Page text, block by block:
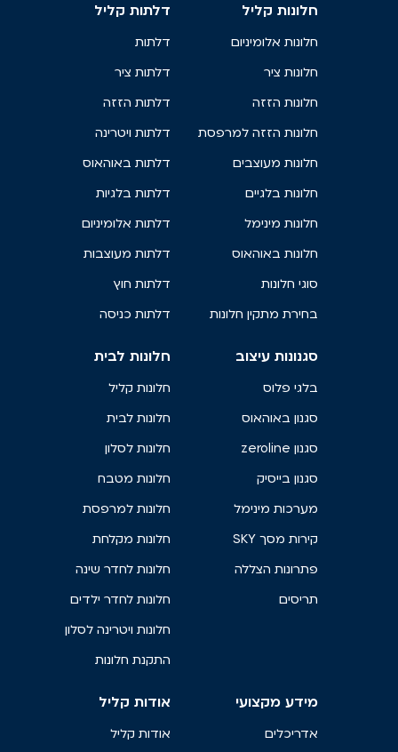
חלונות קליל
חלונות אלומיניום
חלונות ציר
חלונות הזזה
חלונות הזזה למרפסת
חלונות מעוצבים
חלונות בלגיים
חלונות מינימל
חלונות באוהאוס
סוגי חלונות
בחירת מתקין חלונות
דלתות קליל
דלתות
דלתות ציר
דלתות הזזה
דלתות ויטרינה
דלתות באוהאוס
דלתות בלגיות
דלתות אלומיניום
דלתות מעוצבות
דלתות חוץ
דלתות כניסה
סגנונות עיצוב
בלגי פלוס
סגנון באוהאוס
סגנון zeroline
סגנון בייסיק
מערכות מינימל
קירות מסך SKY
פתרונות הצללה
תריסים
חלונות לבית
חלונות קליל
חלונות לבית
חלונות לסלון
חלונות מטבח
חלונות למרפסת
חלונות מקלחת
חלונות לחדר שינה
חלונות לחדר ילדים
חלונות ויטרינה לסלון
התקנת חלונות
מידע מקצועי
אדריכלים
אודות קליל
אודות קליל